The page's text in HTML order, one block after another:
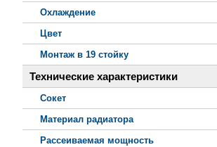
Охлаждение
Цвет
Монтаж в 19 стойку
Технические характеристики
Сокет
Материал радиатора
Рассеиваемая мощность